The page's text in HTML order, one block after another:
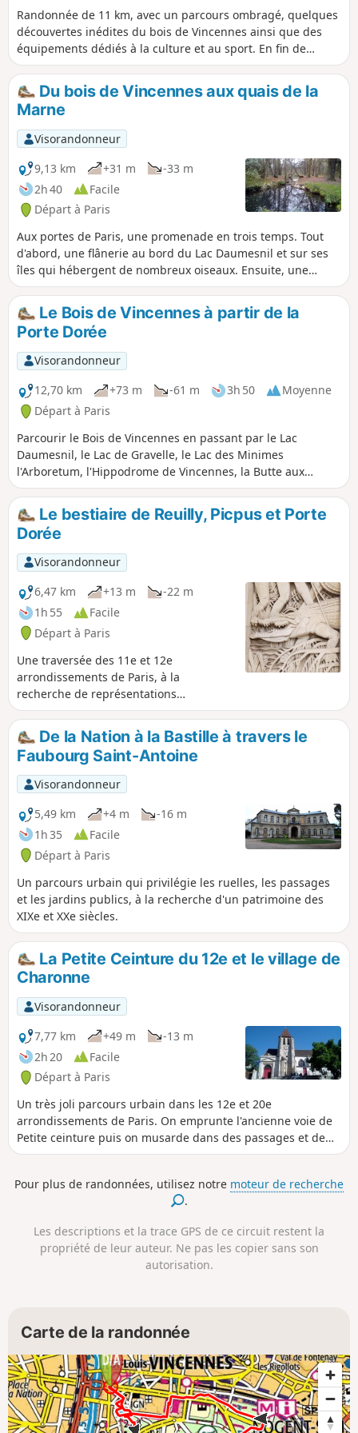
Randonnée de 11 km, avec un parcours ombragé, quelques
découvertes inédites du bois de Vincennes ainsi que des
équipements dédiés à la culture et au sport. En fin de
parcours, vous pourrez prendre un verre au centre
équestre de l'UCPA.
Du bois de Vincennes aux quais de la
Marne
Visorandonneur
9,13 km
+31 m
-33 m
2h 40
Facile
Départ à Paris
Aux portes de Paris, une promenade en trois temps. Tout
d'abord, une flânerie au bord du Lac Daumesnil et sur ses
îles qui hébergent de nombreux oiseaux. Ensuite, une
traversée du Bois de Vincennes le long du Ruisseau de la
Gravelle jusqu'au célèbre hippodrome. Enfin, un agréable
parcours sur le chemin de halage de la Marne.
Le Bois de Vincennes à partir de la
Porte Dorée
Visorandonneur
12,70 km
+73 m -61 m 3h 50
Moyenne
Départ à Paris
Parcourir le Bois de Vincennes en passant par le Lac
Daumesnil, le Lac de Gravelle, le Lac des Minimes
l'Arboretum, l'Hippodrome de Vincennes, la Butte aux
Canons avec sa vue magnifique sur une partie de la région
parisienne
Le bestiaire de Reuilly, Picpus et Porte
Dorée
Visorandonneur
6,47 km
+13 m
-22 m
1h 55
Facile
Départ à Paris
Une traversée des 11e et 12e
arrondissements de Paris, à la
recherche de représentations
animalières. Ces dernières ne sont pas
réparties de façon homogène tout le
long du parcours. Celui-ci s'achève "en
fanfare" avec le gigantesque bas-relief
du Palais de la Porte Dorée, qui
représente, entre autres, une faune
extrêmement diversifiée.
De la Nation à la Bastille à travers le
Faubourg Saint-Antoine
Visorandonneur
5,49 km
+4 m
-16 m
1h 35
Facile
Départ à Paris
Un parcours urbain qui privilégie les ruelles, les passages
et les jardins publics, à la recherche d'un patrimoine des
XIXe et XXe siècles.
La Petite Ceinture du 12e et le village de
Charonne
Visorandonneur
7,77 km
+49 m
-13 m
2h 20
Facile
Départ à Paris
Un très joli parcours urbain dans les 12e et 20e
arrondissements de Paris. On emprunte l'ancienne voie de
Petite ceinture puis on musarde dans des passages et de
nombreuses impasses fleuries, notamment autour de la
Esprit et la plus ancienne et charmante église de Charonne
apportent deux touches patrimoniales superbes et
Pour plus de randonnées, utilisez notre moteur de recherche
.
Les descriptions et la trace GPS de ce circuit restent la
propriété de leur auteur. Ne pas les copier sans son
autorisation.
Carte de la randonnée